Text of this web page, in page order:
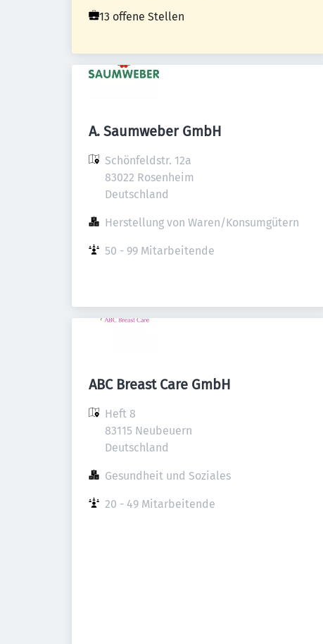
13 offene Stellen
A. Saumweber GmbH
Schönfeldstr. 12a
83022 Rosenheim
Deutschland
Herstellung von Waren/Konsumgütern
50 - 99 Mitarbeitende
ABC Breast Care GmbH
Heft 8
83115 Neubeuern
Deutschland
Gesundheit und Soziales
20 - 49 Mitarbeitende